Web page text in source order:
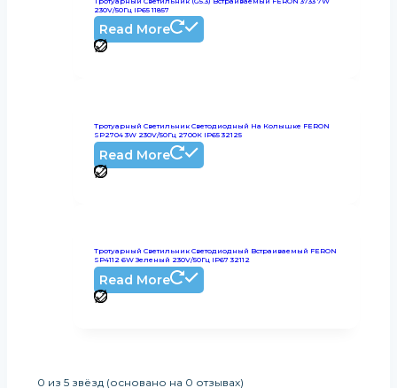
230V/50Гц IP65 11857
Read More
Тротуарный Светильник Светодиодный На Колышке FERON
SP2704 3W 230V/50Гц 2700К IP65 32125
Read More
Тротуарный Светильник Светодиодный Встраиваемый FERON
SP4112 6W Зеленый 230V/50Гц IP67 32112
Read More
0 из 5 звёзд (основано на 0 отзывах)